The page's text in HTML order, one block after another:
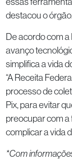
destacou o
De acordo com
avanço
simplifica a vida
“A Receita
processo de
Pix, para evitar
preocupar com a
complicar a vida
*Com